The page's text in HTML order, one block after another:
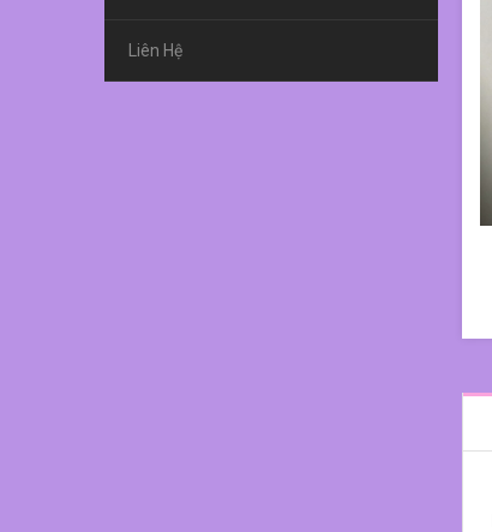
Liên Hệ